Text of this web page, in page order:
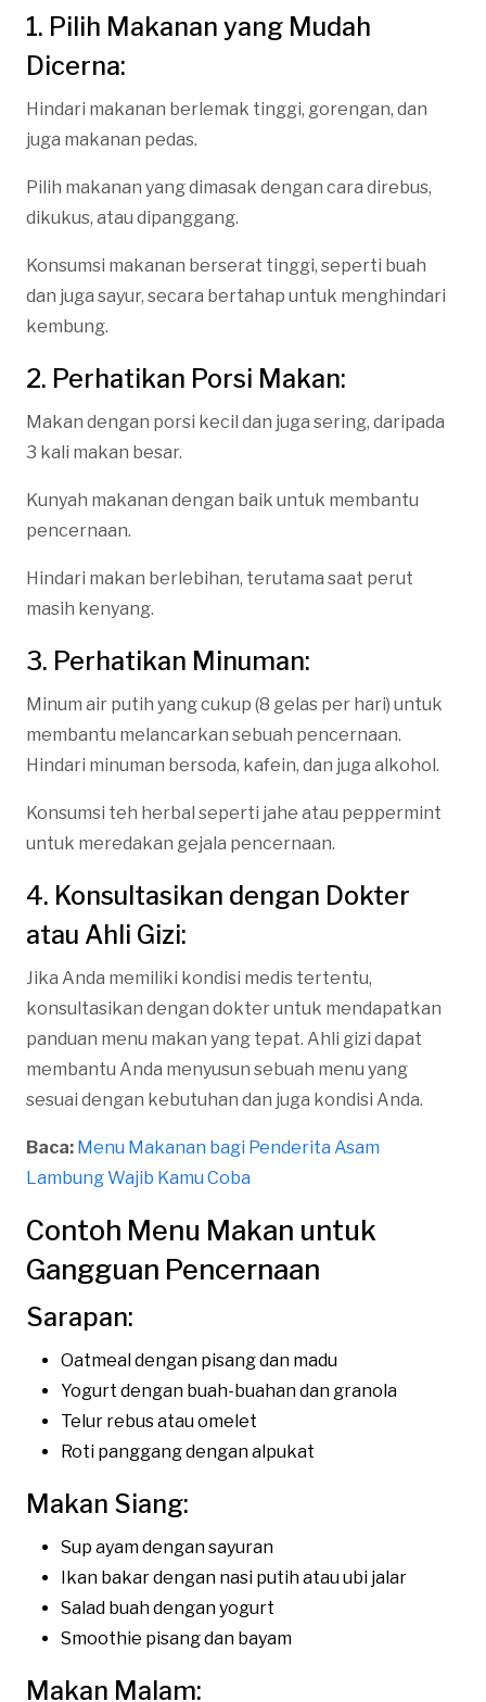
1. Pilih Makanan yang Mudah
Dicerna:
Hindari makanan berlemak tinggi, gorengan, dan
juga makanan pedas.
Pilih makanan yang dimasak dengan cara direbus,
dikukus, atau dipanggang.
Konsumsi makanan berserat tinggi, seperti buah
dan juga sayur, secara bertahap untuk menghindari
kembung.
2. Perhatikan Porsi Makan:
Makan dengan porsi kecil dan juga sering, daripada
3 kali makan besar.
Kunyah makanan dengan baik untuk membantu
pencernaan.
Hindari makan berlebihan, terutama saat perut
masih kenyang.
3. Perhatikan Minuman:
Minum air putih yang cukup (8 gelas per hari) untuk
membantu melancarkan sebuah pencernaan.
Hindari minuman bersoda, kafein, dan juga alkohol.
Konsumsi teh herbal seperti jahe atau peppermint
untuk meredakan gejala pencernaan.
4. Konsultasikan dengan Dokter
atau Ahli Gizi:
Jika Anda memiliki kondisi medis tertentu,
konsultasikan dengan dokter untuk mendapatkan
panduan menu makan yang tepat. Ahli gizi dapat
membantu Anda menyusun sebuah menu yang
sesuai dengan kebutuhan dan juga kondisi Anda.
Baca: Menu Makanan bagi Penderita Asam
Lambung Wajib Kamu Coba
Contoh Menu Makan untuk
Gangguan Pencernaan
Sarapan:
Oatmeal dengan pisang dan madu
Yogurt dengan buah-buahan dan granola
Telur rebus atau omelet
Roti panggang dengan alpukat
Makan Siang:
Sup ayam dengan sayuran
Ikan bakar dengan nasi putih atau ubi jalar
Salad buah dengan yogurt
Smoothie pisang dan bayam
Makan Malam: